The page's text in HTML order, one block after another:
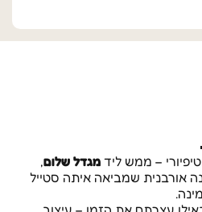
– ממש ליד מגדל שלום,
אורבנית שמביאה איתה סטייל